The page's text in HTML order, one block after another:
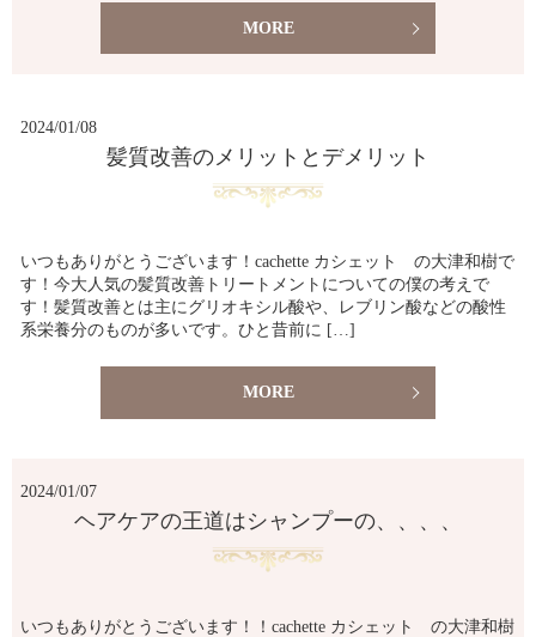
MORE
2024/01/08
髪質改善のメリットとデメリット
いつもありがとうございます！cachette カシェット の大津和樹で
す！今大人気の髪質改善トリートメントについての僕の考えで
す！髪質改善とは主にグリオキシル酸や、レブリン酸などの酸性
系栄養分のものが多いです。ひと昔前に […]
MORE
2024/01/07
ヘアケアの王道はシャンプーの、、、、
いつもありがとうございます！！cachette カシェット の大津和樹